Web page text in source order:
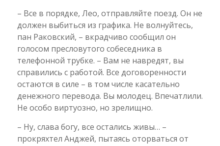
– Все в порядке, Лео, отправляйте поезд. Он не
должен выбиться из графика. Не волнуйтесь,
пан Раковский, – вкрадчиво сообщил он
голосом пресловутого собеседника в
телефонной трубке. – Вам не навредят, вы
справились с работой. Все договоренности
остаются в силе – в том числе касательно
денежного перевода. Вы молодец. Впечатлили.
Не особо виртуозно, но зрелищно.
– Ну, слава богу, все остались живы… –
прокряхтел Анджей, пытаясь оторваться от